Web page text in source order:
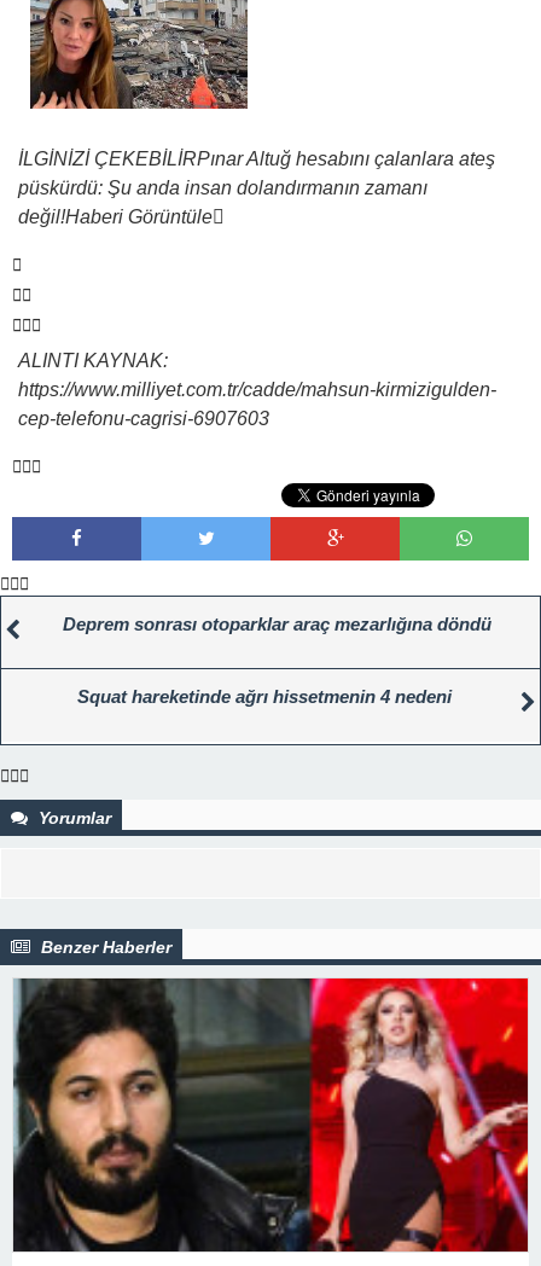
İLGİNİZİ ÇEKEBİLİRPınar Altuğ hesabını çalanlara ateş
püskürdü: Şu anda insan dolandırmanın zamanı
değil!Haberi Görüntüle
ALINTI KAYNAK:
https://www.milliyet.com.tr/cadde/mahsun-kirmizigulden-
cep-telefonu-cagrisi-6907603
Deprem sonrası otoparklar araç mezarlığına döndü
Squat hareketinde ağrı hissetmenin 4 nedeni
Yorumlar
Benzer Haberler